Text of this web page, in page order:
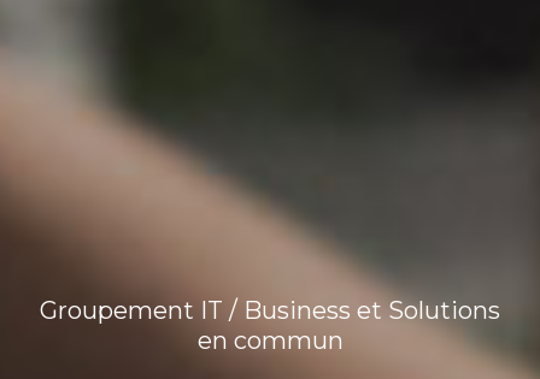
Groupement IT / Business et Solutions
en commun